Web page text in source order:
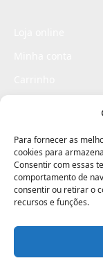
Para fornecer as
cookies para
Consentir com essas
comportamento de
consentir ou retirar o
recursos e funções.